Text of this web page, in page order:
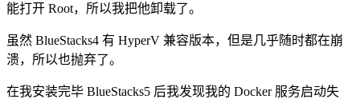
能打开 Root，所以我把他卸载了。
虽然 BlueStacks4 有 HyperV 兼容版本，但是几乎随时都在崩
溃，所以也抛弃了。
在我安装完毕 BlueStacks5 后我发现我的 Docker 服务启动失